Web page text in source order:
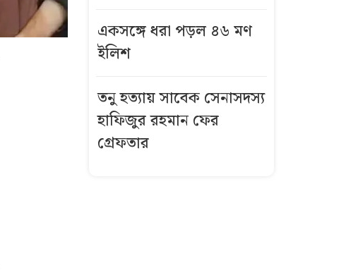
একসঙ্গে ধরা পড়ল ৪৬ মণ
ইলিশ
তনু হত্যায় সাবেক সেনাসদস্য
হাফিজুর রহমান ফের
গ্রেফতার